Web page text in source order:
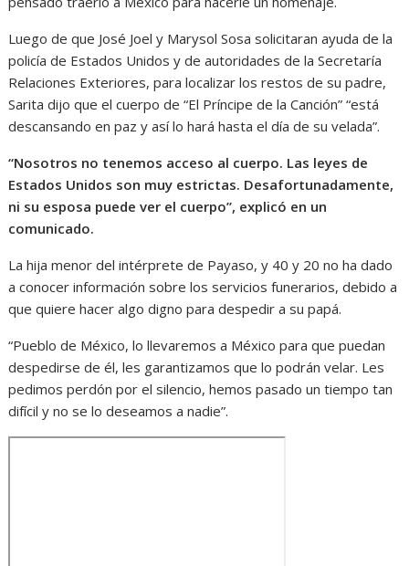
Luego de que José Joel y Marysol Sosa solicitaran ayuda de la
policía de Estados Unidos y de autoridades de la Secretaría
Relaciones Exteriores, para localizar los restos de su padre,
Sarita dijo que el cuerpo de “El Príncipe de la Canción” “está
descansando en paz y así lo hará hasta el día de su velada”.
“Nosotros no tenemos acceso al cuerpo. Las leyes de
Estados Unidos son muy estrictas. Desafortunadamente,
ni su esposa puede ver el cuerpo”, explicó en un
comunicado.
La hija menor del intérprete de Payaso, y 40 y 20 no ha dado
a conocer información sobre los servicios funerarios, debido a
que quiere hacer algo digno para despedir a su papá.
“Pueblo de México, lo llevaremos a México para que puedan
despedirse de él, les garantizamos que lo podrán velar. Les
pedimos perdón por el silencio, hemos pasado un tiempo tan
difícil y no se lo deseamos a nadie”.